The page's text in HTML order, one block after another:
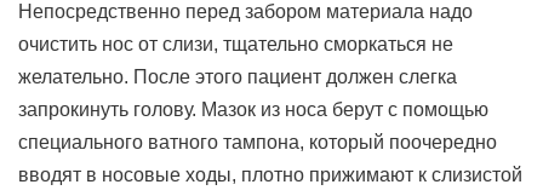
Непосредственно перед забором материала надо
очистить нос от слизи, тщательно сморкаться не
желательно. После этого пациент должен слегка
запрокинуть голову. Мазок из носа берут с помощью
специального ватного тампона, который поочередно
вводят в носовые ходы, плотно прижимают к слизистой